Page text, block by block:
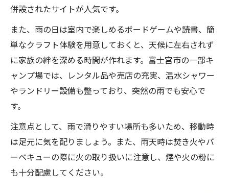
併設されたサイトが人気です。
また、雨の日は室内で楽しめるボードゲームや読書、簡
単なクラフト体験を用意しておくと、天候に左右されず
に家族の絆を深める時間が作れます。富士宮市の一部キ
ャンプ場では、レンタル品や売店の充実、温水シャワー
やランドリー設備も整っており、突然の雨でも安心で
す。
注意点として、雨で滑りやすい場所も多いため、移動時
は足元に気を配りましょう。また、雨天時は焚き火やバ
ーベキューの際に火の取り扱いに注意し、煙や火の粉に
も十分配慮してください。